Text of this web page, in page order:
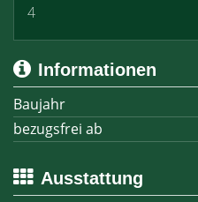
4
Informationen
Baujahr
bezugsfrei ab
Ausstattung